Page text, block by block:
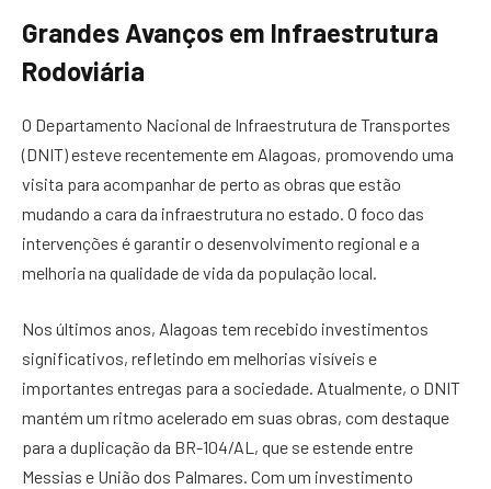
Grandes Avanços em Infraestrutura
Rodoviária
O Departamento Nacional de Infraestrutura de Transportes
(DNIT) esteve recentemente em Alagoas, promovendo uma
visita para acompanhar de perto as obras que estão
mudando a cara da infraestrutura no estado. O foco das
intervenções é garantir o desenvolvimento regional e a
melhoria na qualidade de vida da população local.
Nos últimos anos, Alagoas tem recebido investimentos
significativos, refletindo em melhorias visíveis e
importantes entregas para a sociedade. Atualmente, o DNIT
mantém um ritmo acelerado em suas obras, com destaque
para a duplicação da BR-104/AL, que se estende entre
Messias e União dos Palmares. Com um investimento